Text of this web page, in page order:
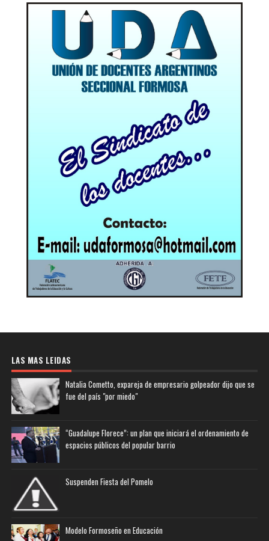
LAS MAS LEIDAS
Natalia Cometto, expareja de empresario golpeador dijo que se
fue del país "por miedo"
“Guadalupe Florece”: un plan que iniciará el ordenamiento de
espacios públicos del popular barrio
Suspenden Fiesta del Pomelo
Modelo Formoseño en Educación